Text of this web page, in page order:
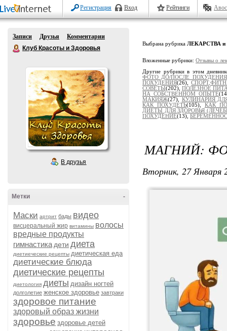
Регистрация Вход Рейтинги
Записи Друзья
Комментарии
Клуб Красоты и Здоровья
В друзья
-
Метки
Маски артрит бады видео
висцеральный жир витамины волосы
вредные продукты
гимнастика дети диета
диетиеческие рецепты диетическая еда
диетические блюда
диетические рецепты
диетология диеты дизайн ногтей
долголетие женское здоровье завтраки
здоровое питание
здоровый образ жизни
здоровье здоровье детей
Выбрана рубрика ЛЕКАРСТВА
Вложенные рубрики: Отзывы о
Другие рубрики в этом
ФОТО ДО/ПОСЛЕ ПОХУДЕНИЯ
ПОХУДЕНИЯ(26),
СОВЕТЫ(202), ПОЛЕЗНОЕ
НА СОБСТВЕННОМ ОПЫТЕ
МАКИЯЖ(27), КУЛИНАРИЯ
КАК ПОХУДЕТЬ(105), КАК
ДИЕТЫ ДЛЯ ЗДОРОВЬЯ
ПОХУДЕНИЕ(13),
МАГНИЙ:
Вторник, 27 Января